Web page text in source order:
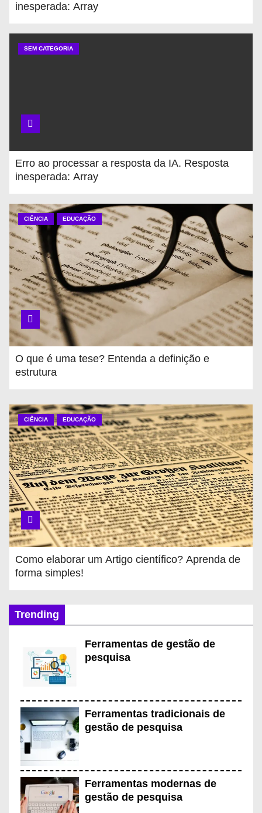
inesperada: Array
SEM CATEGORIA
Erro ao processar a resposta da IA. Resposta
inesperada: Array
CIÊNCIA EDUCAÇÃO
O que é uma tese? Entenda a definição e
estrutura
CIÊNCIA EDUCAÇÃO
Como elaborar um Artigo científico? Aprenda de
forma simples!
Trending
Ferramentas de gestão de
pesquisa
Ferramentas tradicionais de
gestão de pesquisa
Ferramentas modernas de
gestão de pesquisa